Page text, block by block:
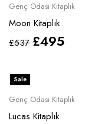
Genç Odası Kitaplık
Moon Kitaplık
£537 £495
Sale
Genç Odası Kitaplık
Lucas Kitaplık